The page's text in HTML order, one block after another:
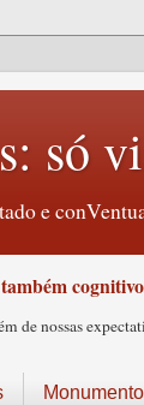
só
e
de nossas